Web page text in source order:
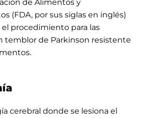
de Alimentos y
(FDA, por sus siglas en inglés)
procedimiento para las
temblor de Parkinson resistente
cerebral donde se lesiona el